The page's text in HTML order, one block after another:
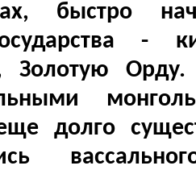
быстро
-
Золотую
долго